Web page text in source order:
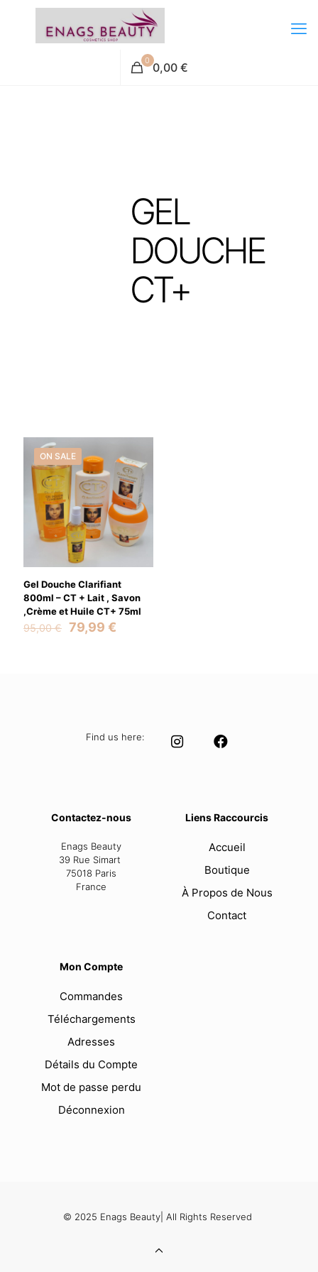
0 0,00 €
GEL
DOUCHE
CT+
ON SALE
Gel Douche Clarifiant
800ml – CT + Lait , Savon
,Crème et Huile CT+ 75ml
95,00€ Original
79,99 €
Find us here:
Contactez-nous
Enags Beauty
39 Rue Simart
75018 Paris
France
Liens Raccourcis
Accueil
Boutique
À Propos de Nous
Contact
Mon Compte
Commandes
Téléchargements
Adresses
Détails du Compte
Mot de passe perdu
Déconnexion
© 2025 Enags Beauty| All Rights Reserved